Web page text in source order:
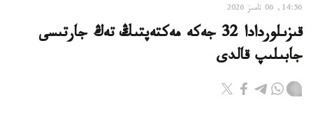
14:56, 06 تامىز 2026
قىزىلوردادا 32 جەكە مەكتەپتىڭ تەڭ جارتىسى
جابىلىپ قالدى